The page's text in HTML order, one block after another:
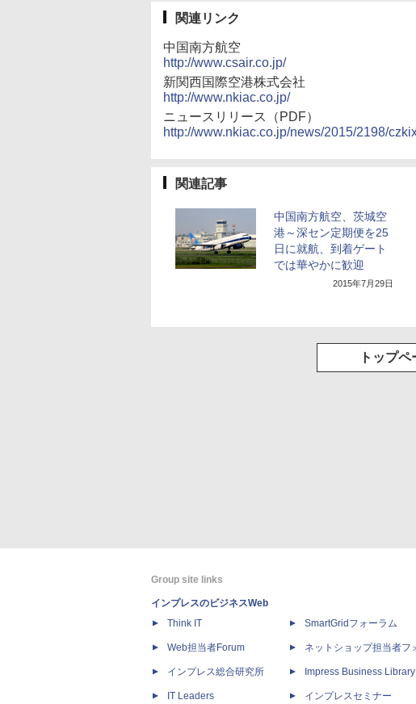
関連リンク
中国南方航空
http://www.csair.co.jp/
新関西国際空港株式会社
http://www.nkiac.co.jp/
ニュースリリース（PDF）
http://www.nkiac.co.jp/news/2015/2198/
関連記事
中国南方航空、茨城空
港～深セン定期便を25
日に就航、到着ゲート
では華やかに歓迎
2015年7月29日
トップ
Group site links
インプレスのビジネスWeb
Think IT
Web担当者Forum
インプレス総合研究所
IT Leaders
SmartGridフォーラム
ネットショップ担当者フ
Impress Business Library
インプレスセミナー